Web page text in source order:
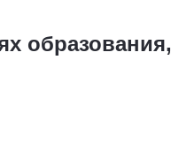
образования,